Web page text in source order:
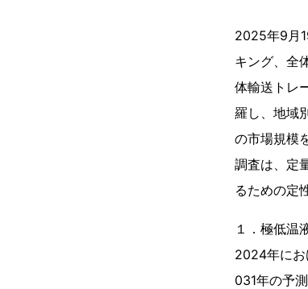
2025年9月
キング、全
体輸送トレ
羅し、地域
の市場規模
調査は、定
るための定
１．極低温
2024年にお
031年の予